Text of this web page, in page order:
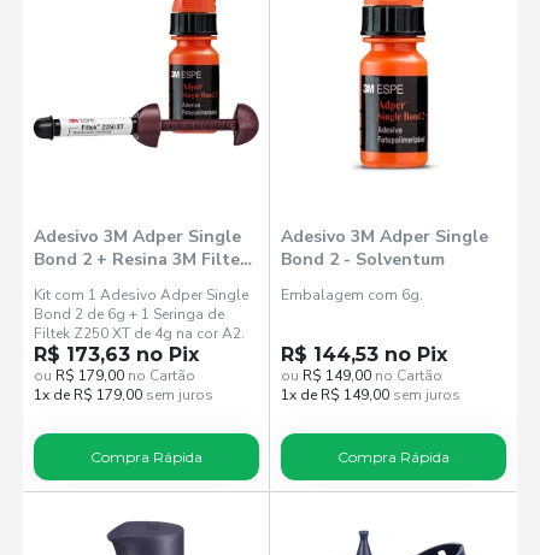
Adesivo 3M Adper Single
Bond 2 + Resina 3M Filtek
Kit com 1 Adesivo Adper Single
Bond 2 de 6g + 1 Seringa de
Filtek Z250 XT de 4g na cor A2.
R$ 173,63 no Pix
ou R$ 179,00 no Cartão
1x de R$ 179,00 sem juros
Compra Rápida
Adesivo 3M Adper Single
Bond 2 - Solventum
Embalagem com 6g.
R$ 144,53 no Pix
ou R$ 149,00 no Cartão
1x de R$ 149,00 sem juros
Compra Rápida